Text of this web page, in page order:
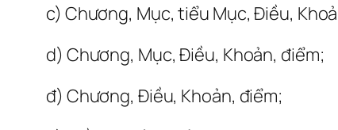
c) Chương, Mục, tiểu Mục, Điều,
d) Chương, Mục, Điều, Khoản, điểm;
đ) Chương, Điều, Khoản, điểm;